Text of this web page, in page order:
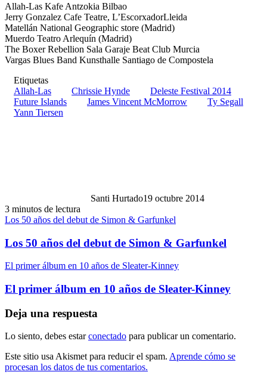
Allah-Las Kafe Antzokia Bilbao
Jerry Gonzalez Cafe Teatre, L’EscorxadorLleida
Matellán National Geographic store (Madrid)
Muerdo Teatro Arlequín (Madrid)
The Boxer Rebellion Sala Garaje Beat Club Murcia
Vargas Blues Band Kunsthalle Santiago de Compostela
Etiquetas
Allah-Las
Chrissie Hynde
Deleste Festival 2014
Future Islands
James Vincent McMorrow
Ty Segall
Yann Tiersen
Santi Hurtado19 octubre 2014
3 minutos de lectura
Los 50 años del debut de Simon & Garfunkel
Los 50 años del debut de Simon & Garfunkel
El primer álbum en 10 años de Sleater-Kinney
El primer álbum en 10 años de Sleater-Kinney
Deja una respuesta
Lo siento, debes estarconectado para publicar un comentario.
Este sitio usa Akismet para reducir el spam. Aprende cómo se
procesan los datos de tus comentarios.